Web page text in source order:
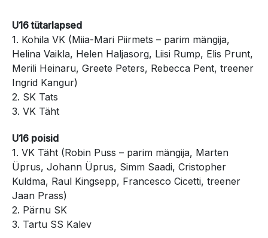
U16 tütarlapsed
1. Kohila VK (Miia-Mari Piirmets – parim mängija,
Helina Vaikla, Helen Haljasorg, Liisi Rump, Elis Prunt,
Merili Heinaru, Greete Peters, Rebecca Pent, treener
Ingrid Kangur)
2. SK Tats
3. VK Täht
U16 poisid
1. VK Täht (Robin Puss – parim mängija, Marten
Üprus, Johann Üprus, Simm Saadi, Cristopher
Kuldma, Raul Kingsepp, Francesco Cicetti, treener
Jaan Prass)
2. Pärnu SK
3. Tartu SS Kalev